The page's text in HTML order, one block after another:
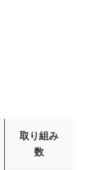
取り組み
数